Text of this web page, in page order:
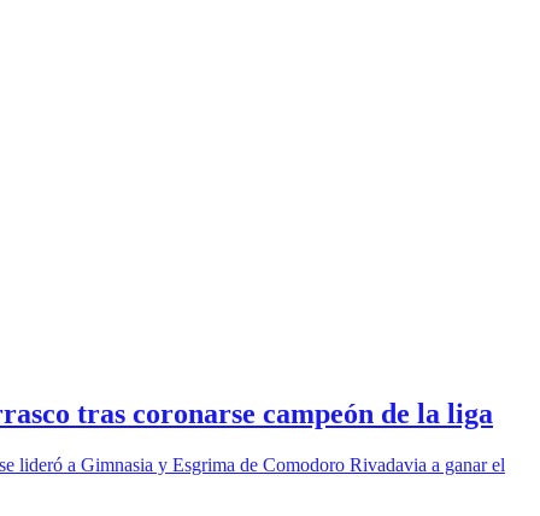
tras coronarse campeón de la liga
lideró a Gimnasia y Esgrima de Comodoro Rivadavia a ganar el